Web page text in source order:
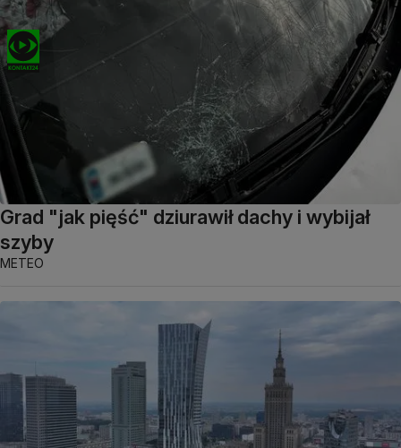
Grad "jak pięść" dziurawił dachy i wybijał
szyby
METEO